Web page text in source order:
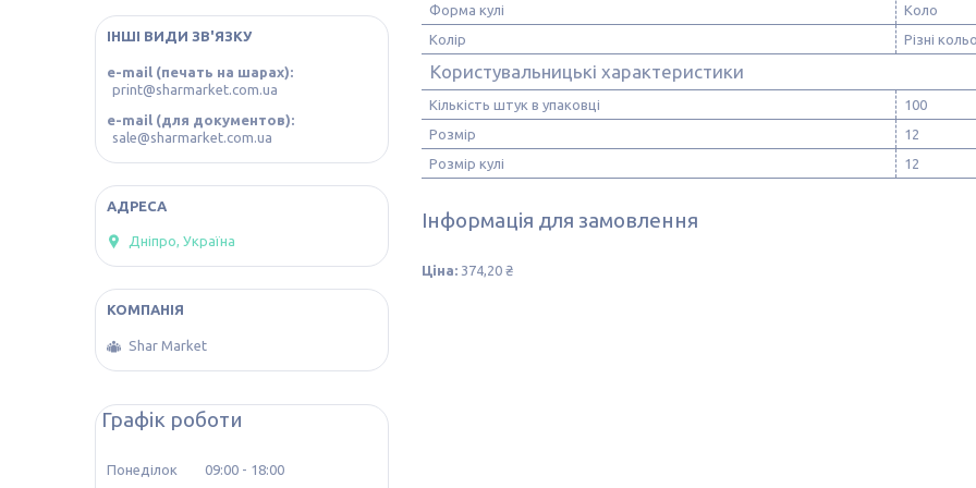
Форма кулі
Коло
Колір
Різні
Користувальницькі характеристики
Кількість штук в упаковці
100
Розмір
12
Розмір кулі
12
Інформація для замовлення
Ціна: 374,20 ₴
ІНШІ ВИДИ ЗВ'ЯЗКУ
e-mail (печать на шарах)
print@sharmarket.com.ua
e-mail (для документов)
sale@sharmarket.com.ua
Дніпро, Україна
Shar Market
Графік роботи
Понеділок 09:00
18:00